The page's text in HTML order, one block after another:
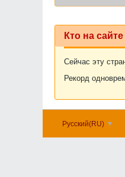
Кто на сайте
Сейчас эту
Рекорд
Русский(RU)